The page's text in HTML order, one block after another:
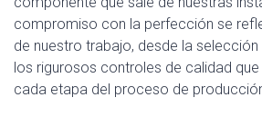
compromiso con la perfección se
de nuestro trabajo, desde la
los rigurosos controles de calidad
cada etapa del proceso de